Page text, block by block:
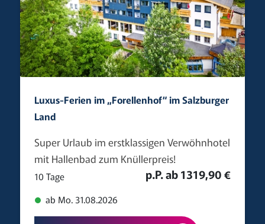
Luxus-Ferien im „Forellenhof“ im Salzburger
Land
Super Urlaub im erstklassigen Verwöhnhotel
mit Hallenbad zum Knüllerpreis!
10 Tage
ab Mo. 31.08.2026
p.P. ab 1319,90 €